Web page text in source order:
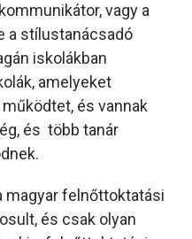
vagy a
a stílustanácsadó
iskolákban
amelyeket
és vannak
és több tanár
magyar felnőttoktatási
és csak olyan